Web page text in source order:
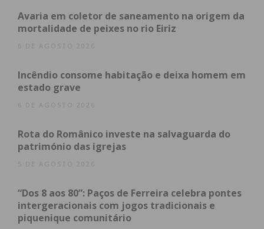
Avaria em coletor de saneamento na origem da
mortalidade de peixes no rio Eiriz
6 DE AGOSTO 2026
Incêndio consome habitação e deixa homem em
estado grave
6 DE AGOSTO 2026
Rota do Românico investe na salvaguarda do
património das igrejas
5 DE AGOSTO 2026
“Dos 8 aos 80”: Paços de Ferreira celebra pontes
intergeracionais com jogos tradicionais e
piquenique comunitário